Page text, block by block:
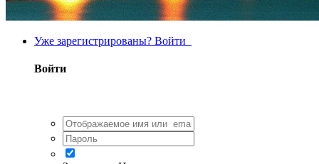
Уже зарегистрированы? Войти
Войти